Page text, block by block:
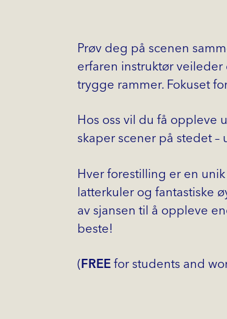
Prøv deg på scenen
erfaren instruktør
trygge rammer. Fokuset
Hos oss vil du få oppleve
skaper scener på stedet
Hver forestilling er en
latterkuler og fantastiske
av sjansen til å oppleve
beste!
( FREE for students and